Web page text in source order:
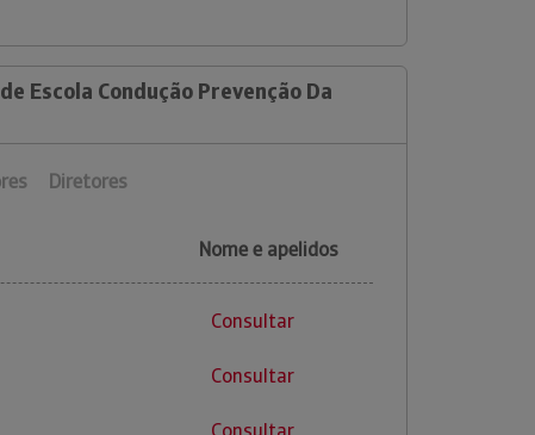
Escola Condução Prevenção Da
Diretores
Nome e apelidos
Consultar
Consultar